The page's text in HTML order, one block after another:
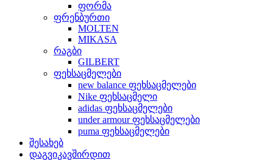
ფორმა
ფრენბურთი
MOLTEN
MIKASA
რაგბი
GILBERT
ფეხსაცმელები
new balance ფეხსაცმელები
Nike ფეხსაცმელი
adidas ფეხსაცმელები
under armour ფეხსაცმელები
puma ფეხსაცმელები
შესახებ
დაგვიკავშირდით